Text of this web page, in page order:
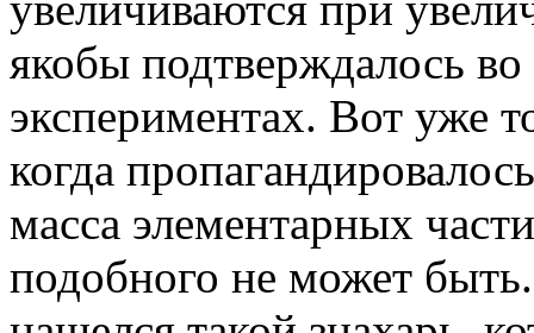
якобы подтверждалось
экспериментах. Вот уже
когда
масса элементарных
подобного не может